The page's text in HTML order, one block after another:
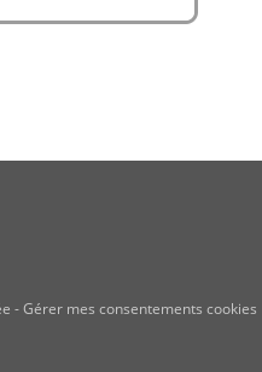
-Gérer mes consentements cookies